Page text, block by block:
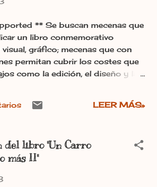
que recibí: "Una sociedad sana
es esclava del destino y
a merced de los caprichos
No es libre." Post
en el periódico digital
Irma.-
** Se buscan mecenas que
un libro conmemorativo
gráfico; mecenas que con
permitan cubrir los costes que
como la edición, el diseño y la
calidad; costes que, en total,
en una utopía sin más,
aportación siempre es
Ileon.com Irma.-
LEER MÁS»
del libro "Un Carro
más II"